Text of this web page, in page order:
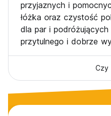
przyjaznych i
łóżka oraz czystość
dla par i
przytulnego i dobrze
Czy